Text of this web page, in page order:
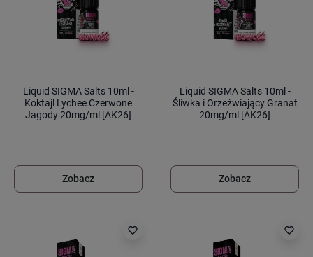
Liquid SIGMA Salts 10ml -
Koktajl Lychee Czerwone
Jagody 20mg/ml [AK26]
Zobacz
Liquid SIGMA Salts 10ml -
Śliwka i Orzeźwiający Granat
20mg/ml [AK26]
Zobacz
favorite_border favorite_border